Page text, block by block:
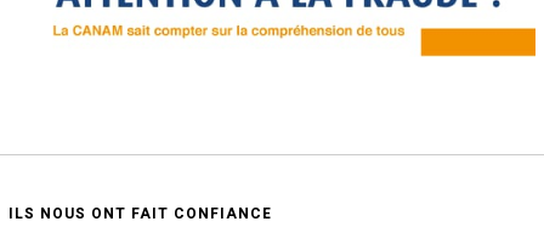
ILS NOUS ONT FAIT CONFIANCE